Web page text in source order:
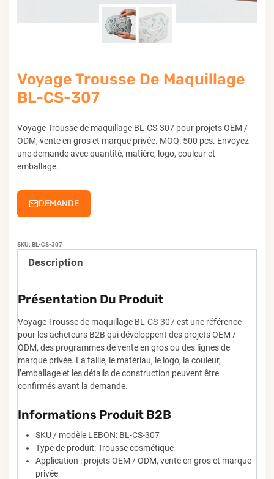
Voyage Trousse De Maquillage
BL-CS-307
Voyage Trousse de maquillage BL-CS-307 pour projets OEM /
ODM, vente en gros et marque privée. MOQ: 500 pcs. Envoyez
une demande avec quantité, matière, logo, couleur et
emballage.
DEMANDE
SKU: BL-CS-307
Description
Présentation Du Produit
Voyage Trousse de maquillage BL-CS-307 est une référence
pour les acheteurs B2B qui développent des projets OEM /
ODM, des programmes de vente en gros ou des lignes de
marque privée. La taille, le matériau, le logo, la couleur,
l’emballage et les détails de construction peuvent être
confirmés avant la demande.
Informations Produit B2B
SKU / modèle LEBON: BL-CS-307
Type de produit: Trousse cosmétique
Application : projets OEM / ODM, vente en gros et marque
privée